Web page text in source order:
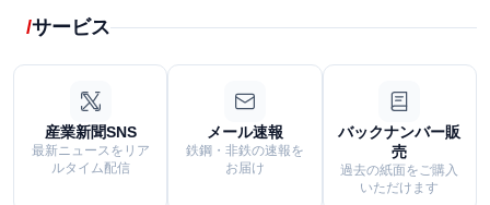
サービス
産業新聞SNS
最新ニュースをリア
ルタイム配信
メール速報
鉄鋼・非鉄の速報を
お届け
バックナンバー販
売
過去の紙面をご購入
いただけます